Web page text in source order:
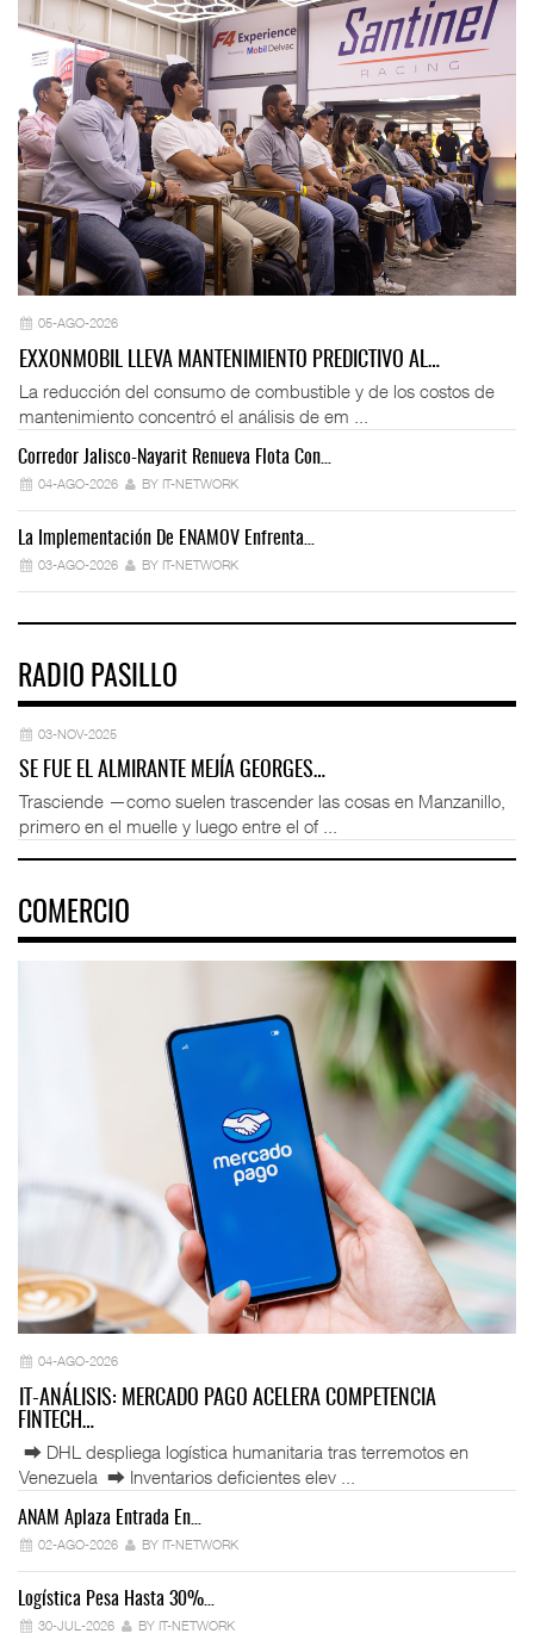
05-AGO-2026
EXXONMOBIL LLEVA MANTENIMIENTO PREDICTIVO AL…
La reducción del consumo de combustible y de los costos de
mantenimiento concentró el análisis de em ...
Corredor Jalisco-Nayarit Renueva Flota Con…
04-AGO-2026 BY IT-NETWORK
La Implementación De ENAMOV Enfrenta…
03-AGO-2026 BY IT-NETWORK
RADIO PASILLO
03-NOV-2025
SE FUE EL ALMIRANTE MEJÍA GEORGES…
Trasciende —como suelen trascender las cosas en Manzanillo,
primero en el muelle y luego entre el of ...
COMERCIO
04-AGO-2026
IT-ANÁLISIS: MERCADO PAGO ACELERA COMPETENCIA
FINTECH…
⮕ DHL despliega logística humanitaria tras terremotos en
Venezuela ⮕ Inventarios deficientes elev ...
ANAM Aplaza Entrada En…
02-AGO-2026 BY IT-NETWORK
Logística Pesa Hasta 30%…
30-JUL-2026 BY IT-NETWORK